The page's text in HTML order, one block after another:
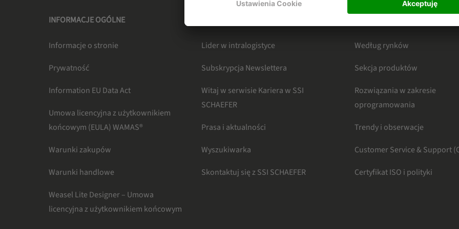
INFORMACJE OGÓLNE
Informacje o stronie
Prywatność
Information EU Data Act
Umowa licencyjna z użytkownikiem
końcowym (EULA) WAMAS®
Warunki zakupów
Warunki handlowe
Weasel Lite Designer – Umowa
licencyjna z użytkownikiem końcowym
Lider w intralogistyce
Subskrypcja Newslettera
Witaj w serwisie Kariera w SSI
SCHAEFER
Prasa i aktualności
Wyszukiwarka
Skontaktuj się z SSI SCHAEFER
Według rynków
Sekcja produktów
Rozwiązania w zakresie
oprogramowania
Trendy i obserwacje
Customer Service & Support
Certyfikat ISO i polityki